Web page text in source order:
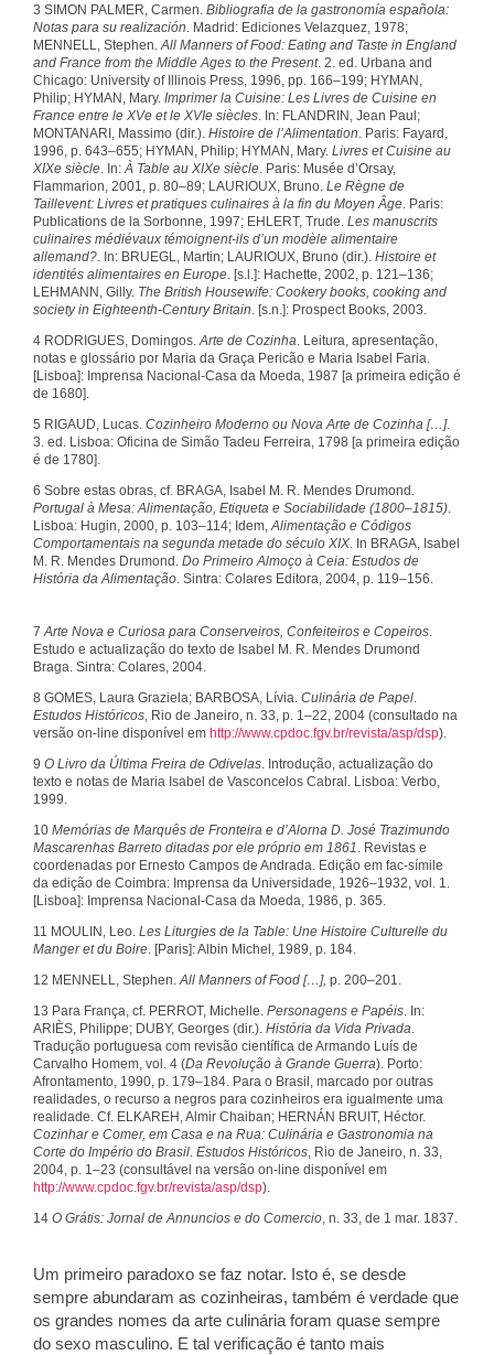
3 SIMON PALMER, Carmen. Bibliografia de la gastronomía española:
Notas para su realización . Madrid: Ediciones Velazquez, 1978;
MENNELL, Stephen. All Manners of Food: Eating and Taste in England
and France from the Middle Ages to the Present. 2. ed. Urbana and
Chicago: University of Illinois Press, 1996, pp. 166–199; HYMAN,
Philip; HYMAN, Mary. Imprimer la Cuisine: Les Livres de Cuisine en
France entre le XVe et le XVIe siècles . In: FLANDRIN, Jean Paul;
MONTANARI, Massimo (dir.). Histoire de l’Alimentation . Paris: Fayard,
1996, p. 643–655; HYMAN, Philip; HYMAN, Mary. Livres et Cuisine au
XIXe siècle . In: À Table au XIXe siècle . Paris: Musée d’Orsay,
Flammarion, 2001, p. 80–89; LAURIOUX, Bruno. Le Règne de
Taillevent: Livres et pratiques culinaires à la fin du Moyen Âge . Paris:
Publications de la Sorbonne, 1997; EHLERT, Trude. Les manuscrits
culinaires médiévaux témoignent-ils d’un modèle alimentaire
allemand? . In: BRUEGL, Martin; LAURIOUX, Bruno (dir.). Histoire et
identités alimentaires en Europe . [s.l.]: Hachette, 2002, p. 121–136;
LEHMANN, Gilly. The British Housewife: Cookery books, cooking and
society in Eighteenth-Century Britain . [s.n.]: Prospect Books, 2003.
4 RODRIGUES, Domingos. Arte de Cozinha . Leitura, apresentação,
notas e glossário por Maria da Graça Pericão e Maria Isabel Faria.
[Lisboa]: Imprensa Nacional-Casa da Moeda, 1987 [a primeira edição é
de 1680].
5 RIGAUD, Lucas. Cozinheiro Moderno ou Nova Arte de Cozinha […].
3. ed. Lisboa: Oficina de Simão Tadeu Ferreira, 1798 [a primeira edição
é de 1780].
6 Sobre estas obras, cf. BRAGA, Isabel M. R. Mendes Drumond.
Portugal à Mesa: Alimentação, Etiqueta e Sociabilidade (1800–1815)
Lisboa: Hugin, 2000, p. 103–114; Idem, Alimentação e Códigos
Comportamentais na segunda metade do século XIX . In BRAGA, Isabel
M. R. Mendes Drumond. Do Primeiro Almoço à Ceia: Estudos de
História da Alimentação . Sintra: Colares Editora, 2004, p. 119–156.
7 Arte Nova e Curiosa para Conserveiros, Confeiteiros e Copeiros
Estudo e actualização do texto de Isabel M. R. Mendes Drumond
Braga. Sintra: Colares, 2004.
8 GOMES, Laura Graziela; BARBOSA, Lívia. Culinária de Papel
Estudos Históricos , Rio de Janeiro, n. 33, p. 1–22, 2004 (consultado na
versão on-line disponível em http://www.cpdoc.fgv.br/revista/asp/dsp).
9 O Livro da Última Freira de Odivelas . Introdução, actualização do
texto e notas de Maria Isabel de Vasconcelos Cabral. Lisboa: Verbo,
1999.
10 Memórias de Marquês de Fronteira e d’Alorna D. José Trazimundo
Mascarenhas Barreto ditadas por ele próprio em 1861
. Revistas e
coordenadas por Ernesto Campos de Andrada. Edição em fac-símile
da edição de Coimbra: Imprensa da Universidade, 1926–1932, vol. 1.
[Lisboa]: Imprensa Nacional-Casa da Moeda, 1986, p. 365.
11 MOULIN, Leo. Les Liturgies de la Table: Une Histoire Culturelle du
Manger et du Boire . [Paris]: Albin Michel, 1989, p. 184.
12 MENNELL, Stephen. All Manners of Food […], p. 200–201.
13 Para França, cf. PERROT, Michelle. Personagens e Papéis . In:
ARIÈS, Philippe; DUBY, Georges (dir.). História da Vida Privada
Tradução portuguesa com revisão científica de Armando Luís de
Carvalho Homem, vol. 4 (Da Revolução à Grande Guerra). Porto:
Afrontamento, 1990, p. 179–184. Para o Brasil, marcado por outras
realidades, o recurso a negros para cozinheiros era igualmente uma
realidade. Cf. ELKAREH, Almir Chaiban; HERNÁN BRUIT, Héctor.
Cozinhar e Comer, em Casa e na Rua: Culinária e Gastronomia na
Corte do Império do Brasil Estudos Históricos , Rio de Janeiro, n. 33,
2004, p. 1–23 (consultável na versão on-line disponível em
http://www.cpdoc.fgv.br/revista/asp/dsp).
14 O Grátis: Jornal de Annuncios e do Comercio , n. 33, de 1 mar. 1837.
Um primeiro paradoxo se faz notar. Isto é, se desde
sempre abundaram as cozinheiras, também é verdade que
os grandes nomes da arte culinária foram quase sempre
do sexo masculino. E tal verificação é tanto mais